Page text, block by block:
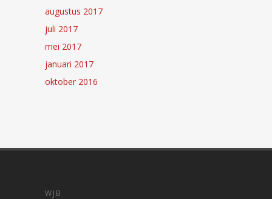
augustus 2017
juli 2017
mei 2017
januari 2017
oktober 2016
WJB